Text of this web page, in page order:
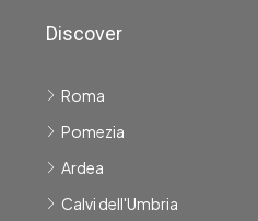
Discover
Roma
Pomezia
Ardea
Calvi dell'Umbria